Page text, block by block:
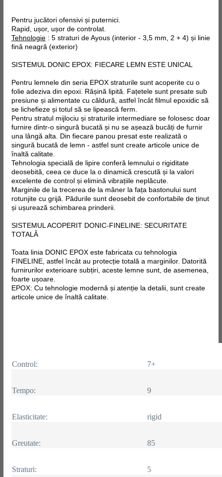
Pentru jucători ofensivi și puternici.
Rapid, ușor, ușor de controlat.
Tehnologie: 5 straturi de Ayous (interior - 3,5 mm, 2 + 4) și linie
fină neagră (exterior)
SISTEMUL DONIC EPOX: FIECARE LEMN ESTE UNICAL
Pentru lemnele din seria EPOX straturile sunt acoperite cu o
folie adeziva din epoxi. Rășină lipită. Fațetele sunt presate sub
presiune și alimentate cu căldură, astfel încât filmul epoxidic să
se lichefieze și totul să se lipească ferm.
Pentru stratul mijlociu și straturile intermediare se folosesc doar
furnire dintr-o singură bucată și nu se așează bucăți de furnir
una lângă alta. Din fiecare panou presat este realizată o
singură bucată de lemn - astfel sunt create articole unice de
înaltă calitate.
Tehnologia specială de lipire conferă lemnului o rigiditate
deosebită, ceea ce duce la o dinamică crescută și la valori
excelente de control și elimină vibrațiile neplăcute.
Marginile de la trecerea de la mâner la fața bastonului sunt
rotunjite cu grijă. Pădurile sunt deosebit de confortabile de ținut
și ușurează schimbarea prinderii.
SISTEMUL ACOPERIT DONIC-FINELINE: SECURITATE
TOTALĂ
Toata linia DONIC EPOX este fabricatacu tehnologia
FINELINE, astfel încât au protecție totală a marginilor. Datorită
furnirurilor exterioare subțiri, aceste lemne sunt, de asemenea,
foarte ușoare.
EPOX: Cu tehnologie modernă și atenție la detalii, sunt create
articole unice de înaltă calitate.
Control: 7+
Tempo: 9
Elasticitate: rigid
Greutate: 85
Straturi: 5